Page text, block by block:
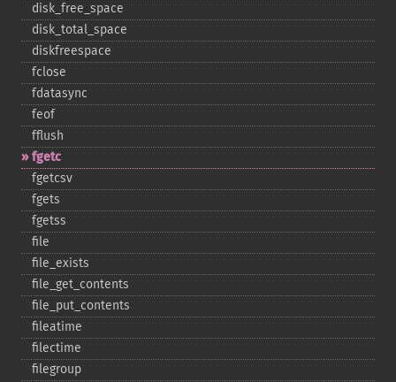
disk_​free_​space
disk_​total_​space
diskfreespace
fclose
fdatasync
feof
fflush
fgetc
fgetcsv
fgets
fgetss
file
file_​exists
file_​get_​contents
file_​put_​contents
fileatime
filectime
filegroup